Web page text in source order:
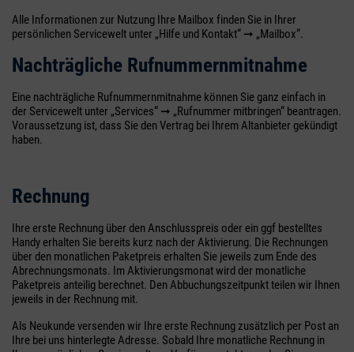
Alle Informationen zur Nutzung Ihre Mailbox finden Sie in Ihrer
persönlichen Servicewelt unter „Hilfe und Kontakt“ ➞ „Mailbox“.
Nachträgliche Rufnummern­mitnahme
Eine nachträgliche Rufnummernmitnahme können Sie ganz einfach in
der Servicewelt unter „Services“ ➞ „Rufnummer mitbringen“ beantragen.
Voraussetzung ist, dass Sie den Vertrag bei Ihrem Altanbieter gekündigt
haben.
Rechnung
Ihre erste Rechnung über den Anschlusspreis oder ein ggf bestelltes
Handy erhalten Sie bereits kurz nach der Aktivierung. Die Rechnungen
über den monatlichen Paketpreis erhalten Sie jeweils zum Ende des
Abrechnungsmonats. Im Aktivierungsmonat wird der monatliche
Paketpreis anteilig berechnet. Den Abbuchungszeitpunkt teilen wir Ihnen
jeweils in der Rechnung mit.
Als Neukunde versenden wir Ihre erste Rechnung zusätzlich per Post an
Ihre bei uns hinterlegte Adresse. Sobald Ihre monatliche Rechnung in